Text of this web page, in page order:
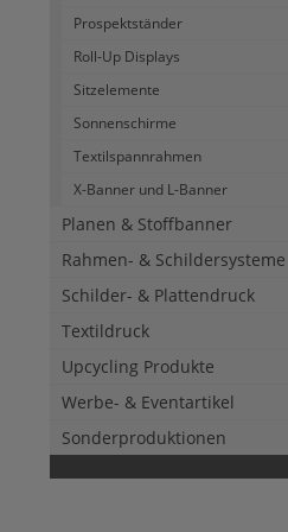
Prospektständer
Roll-Up Displays
Sitzelemente
Sonnenschirme
Textilspannrahmen
X-Banner und L-Banner
Planen & Stoffbanner
Rahmen- & Schildersysteme
Schilder- & Plattendruck
Textildruck
Upcycling Produkte
Werbe- & Eventartikel
Sonderproduktionen